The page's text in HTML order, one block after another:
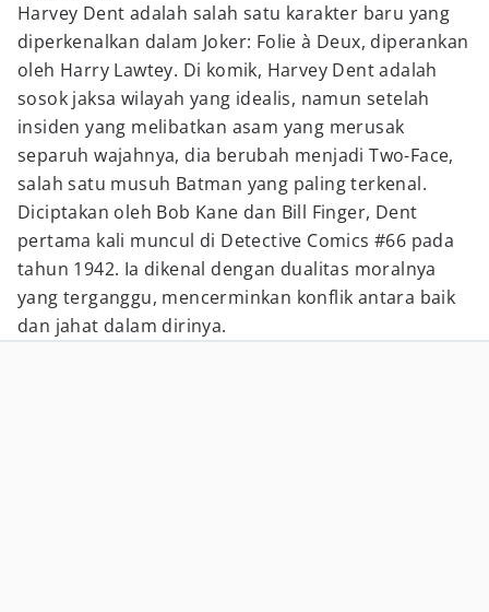
Harvey Dent adalah salah satu karakter baru yang
diperkenalkan dalam Joker: Folie à Deux, diperankan
oleh Harry Lawtey. Di komik, Harvey Dent adalah
sosok jaksa wilayah yang idealis, namun setelah
insiden yang melibatkan asam yang merusak
separuh wajahnya, dia berubah menjadi Two-Face,
salah satu musuh Batman yang paling terkenal.
Diciptakan oleh Bob Kane dan Bill Finger, Dent
pertama kali muncul di Detective Comics #66 pada
tahun 1942. Ia dikenal dengan dualitas moralnya
yang terganggu, mencerminkan konflik antara baik
dan jahat dalam dirinya.